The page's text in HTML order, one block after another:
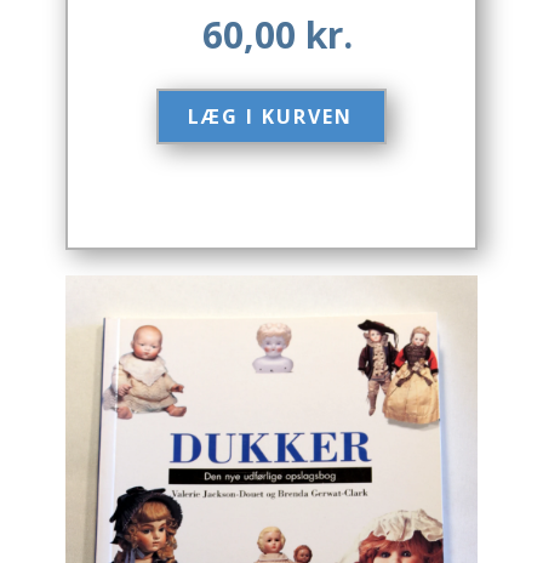
Børn / Unge
Børnebøger
Bryggerier
Design
Engelsk
Erhverv
Europa
Fantasy / Sciencefiction
60,00 kr.
LÆG I KURVEN​